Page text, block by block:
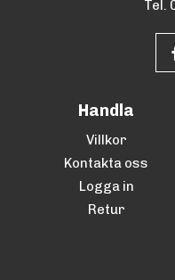
Tel.
Handla
Villkor
Kontakta oss
Logga in
Retur